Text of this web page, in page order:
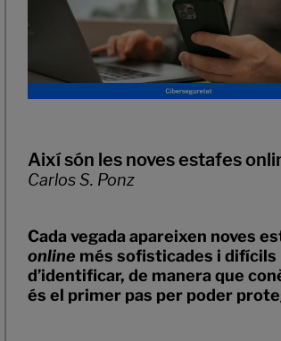
Així són les noves estafes
Carlos S. Ponz
Cada vegada apareixen noves
online més sofisticades i difícils
d’identificar, de manera que
és el primer pas per poder